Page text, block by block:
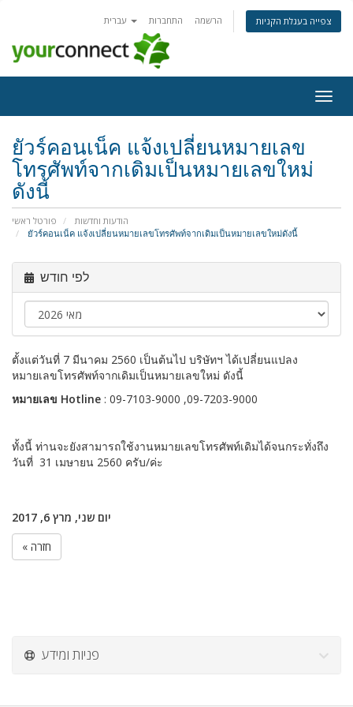
התחברות הרשמה צפייה בעגלת הקניות
ניווט
ยัวร์คอนเน็ค แจ้งเปลี่ยนหมายเลข
โทรศัพท์จากเดิมเป็นหมายเลขใหม่
ดังนี้
פורטל ראשי
הודעות וחדשות
ยัวร์คอนเน็ค แจ้งเปลี่ยนหมายเลขโทรศัพท์จากเดิมเป็นหมายเลขใหม่ดังนี้
לפי חודש
ตั้งแต่วันที่ 7 มีนาคม 2560 เป็นต้นไป บริษัทฯ ได้เปลี่ยนแปลง
หมายเลขโทรศัพท์จากเดิมเป็นหมายเลขใหม่ ดังนี้
หมายเลข Hotline : 09-7103-9000 ,09-7203-9000
ทั้งนี้ ท่านจะยังสามารถใช้งานหมายเลขโทรศัพท์เดิมได้จนกระทั่งถึง
วันที่ 31 เมษายน 2560 ครับ/ค่ะ
יום שני, מרץ 6, 2017
« חזרה
פניות ומידע